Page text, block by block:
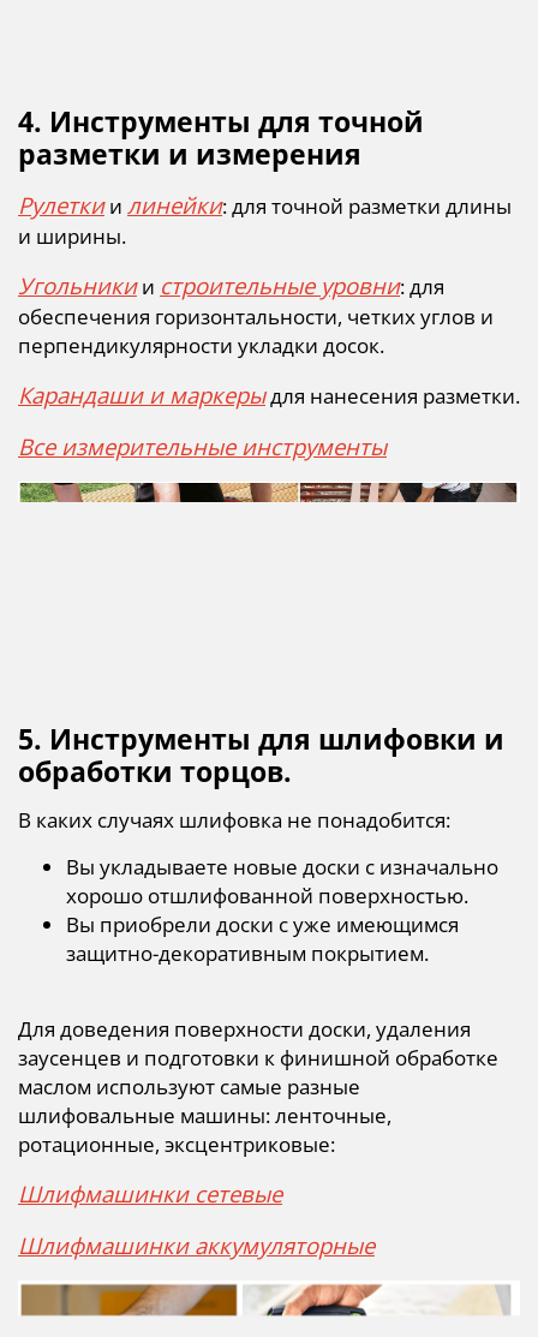
4. Инструменты для точной
разметки и измерения
Рулеткии линейки: для точной разметки длины
и ширины.
Угольникии строительные уровни: для
обеспечения горизонтальности, четких углов и
перпендикулярности укладки досок.
Карандаши и маркерыдля нанесения разметки.
Все измерительные инструменты
5. Инструменты для шлифовки и
обработки торцов.
В каких случаях шлифовка не понадобится:
Вы укладываете новые доски с изначально
хорошо отшлифованной поверхностью.
Вы приобрели доски с уже имеющимся
защитно-декоративным покрытием.
Для доведения поверхности доски, удаления
заусенцев и подготовки к финишной обработке
маслом используют самые разные
шлифовальные машины: ленточные,
ротационные, эксцентриковые:
Шлифмашинки сетевые
Шлифмашинки аккумуляторные